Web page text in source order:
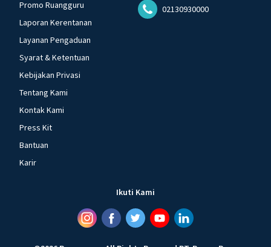
Promo Ruangguru
Laporan Kerentanan
Layanan Pengaduan
Syarat & Ketentuan
Kebijakan Privasi
Tentang Kami
Kontak Kami
Press Kit
Bantuan
Karir
02130930000
Ikuti Kami